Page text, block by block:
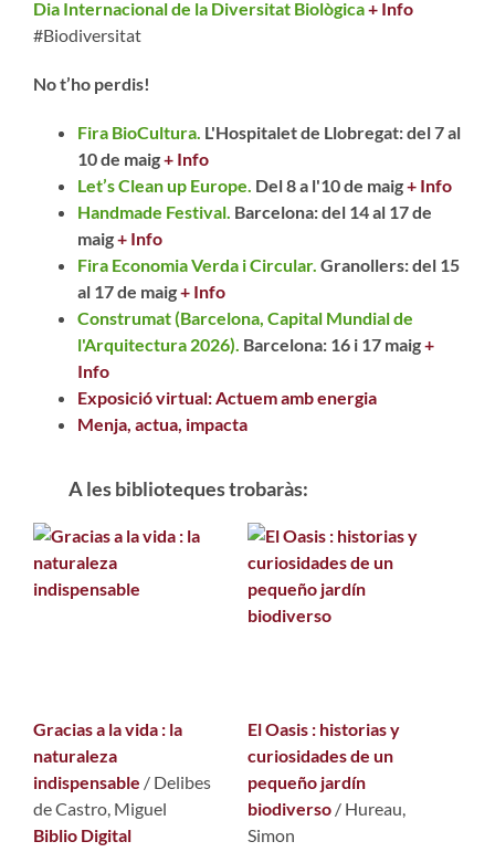
Dia Internacional de la Diversitat Biològica+ Info
#Biodiversitat
No t’ho perdis!
Fira BioCultura. L'Hospitalet de Llobregat: del 7 al
10 de maig+ Info
Let’s Clean up Europe. Del 8 a l'10 de maig+ Info
Handmade Festival. Barcelona: del 14 al 17 de
maig+ Info
Fira Economia Verda i Circular. Granollers: del 15
al 17 de maig+ Info
Construmat (Barcelona, Capital Mundial de
l'Arquitectura 2026). Barcelona: 16 i 17 maig+
Info
Exposició virtual: Actuem amb energia
Menja, actua, impacta
A les biblioteques trobaràs:
Gracias a la vida : la
naturaleza
indispensable / Delibes
de Castro, Miguel
Biblio Digital
El Oasis : historias y
curiosidades de un
pequeño jardín
biodiverso / Hureau,
Simon